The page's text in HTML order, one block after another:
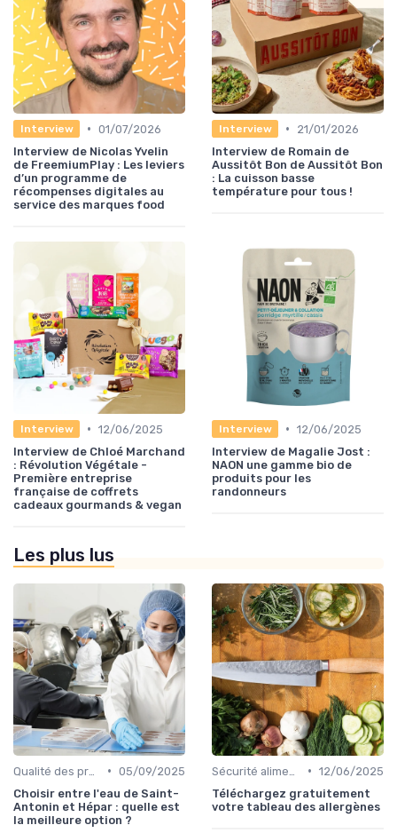
Interview • 01/07/2026
Interview de Nicolas Yvelin
de FreemiumPlay : Les leviers
d’un programme de
récompenses digitales au
service des marques food
Interview •
21/01/2026
Interview de Romain de
Aussitôt Bon de Aussitôt Bon
: La cuisson basse
température pour tous !
Interview • 12/06/2025
Interview de Chloé Marchand
: Révolution Végétale -
Première entreprise
française de coffrets
cadeaux gourmands & vegan
Interview • 12/06/2025
Interview de Magalie Jost :
NAON une gamme bio de
produits pour les
randonneurs
Les plus lus
• 05/09/2025
Choisir entre l'eau de Saint-
Antonin et Hépar : quelle est
la meilleure option ?
• 12/06/2025
Téléchargez gratuitement
votre tableau des allergènes